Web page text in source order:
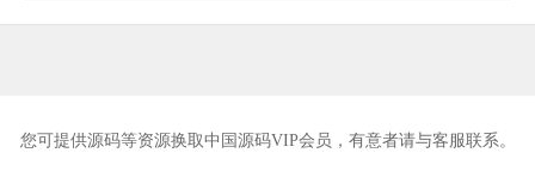
您可提供源码等资源换取中国源码VIP会员，有意者请与客服联系。